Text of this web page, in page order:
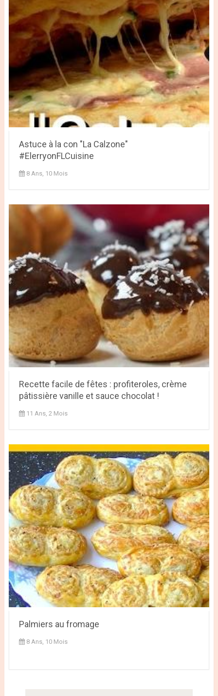
Astuce à la con "La Calzone"
#ElerryonFLCuisine
8 Ans, 10 Mois
Recette facile de fêtes : profiteroles, crème
pâtissière vanille et sauce chocolat !
11 Ans, 2 Mois
Palmiers au fromage
8 Ans, 10 Mois